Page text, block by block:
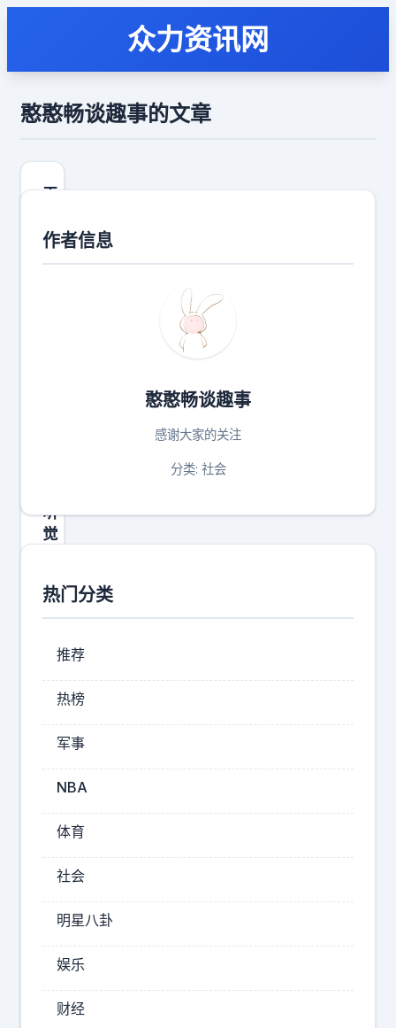
众力资讯网
憨憨畅谈趣事的文章
天
的
听
觉
大
炸
！
实
力
唱
将
们
一
开
口
那
音
像
天
作者信息
憨憨畅谈趣事
感谢大家的关注
分类: 社会
热门分类
推荐
热榜
军事
NBA
体育
社会
明星八卦
娱乐
财经